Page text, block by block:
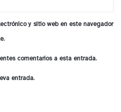
y sitio web en este navegador
comentarios a esta entrada.
entrada.